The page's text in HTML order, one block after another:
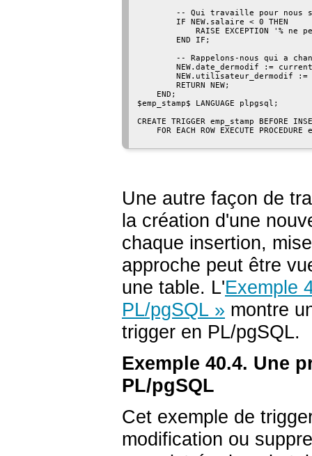
-- Qui travaille pour nous
        IF NEW.salaire < 0 THEN
RAISE EXCEPTION '% ne
        END IF;
-- Rappelons-nous qui a
NEW.date_dermodif :=
NEW.utilisateur_dermodif :=
        RETURN NEW;
    END;
$emp_stamp$ LANGUAGE plpgsql;
CREATE TRIGGER emp_stamp BEFORE
FOR EACH ROW EXECUTE PROCEDURE
Une autre façon de
la création d'une
chaque insertion,
approche peut être
une table. L'Exemple
PL/pgSQL » montre
trigger en PL/pgSQL.
Exemple 40.4. Une
PL/pgSQL
Cet exemple de
modification ou